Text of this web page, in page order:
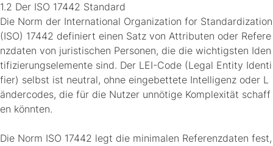
1.2 Der ISO 17442 Standard
Die Norm der International Organization for Standardization
(ISO) 17442 definiert einen Satz von Attributen oder Refere
nzdaten von juristischen Personen, die die wichtigsten Iden
tifizierungselemente sind. Der LEI-Code (Legal Entity Identi
fier) selbst ist neutral, ohne eingebettete Intelligenz oder L
ändercodes, die für die Nutzer unnötige Komplexität schaff
en könnten.
Die Norm ISO 17442 legt die minimalen Referenzdaten fest,